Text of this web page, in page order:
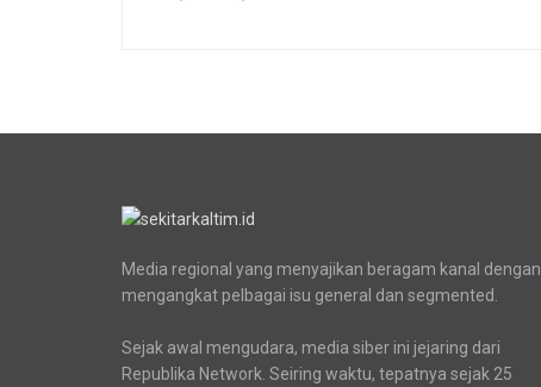
Media regional yang menyajikan beragam kanal dengan
mengangkat pelbagai isu general dan segmented.
Sejak awal mengudara, media siber ini jejaring dari
Republika Network. Seiring waktu, tepatnya sejak 25